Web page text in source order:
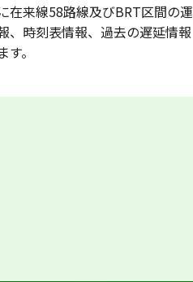
在来線58路線及びBRT区間の運
、時刻表情報、過去の遅延情報
。